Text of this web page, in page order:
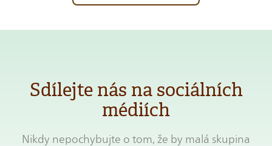
Sdílejte nás na sociálních
médiích
Nikdy nepochybujte o tom, že by malá skupina